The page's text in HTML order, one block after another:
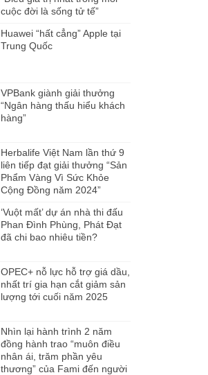
cuộc đời là sống tử tế”
Huawei “hất cẳng” Apple tại
Trung Quốc
VPBank giành giải thưởng
“Ngân hàng thấu hiểu khách
hàng”
Herbalife Việt Nam lần thứ 9
liên tiếp đạt giải thưởng “Sản
Phẩm Vàng Vì Sức Khỏe
Cộng Đồng năm 2024”
‘Vuột mất’ dự án nhà thi đấu
Phan Đình Phùng, Phát Đạt
đã chi bao nhiêu tiền?
OPEC+ nỗ lực hỗ trợ giá dầu,
nhất trí gia hạn cắt giảm sản
lượng tới cuối năm 2025
Nhìn lại hành trình 2 năm
đồng hành trao “muôn điều
nhân ái, trăm phần yêu
thương” của Fami đến người